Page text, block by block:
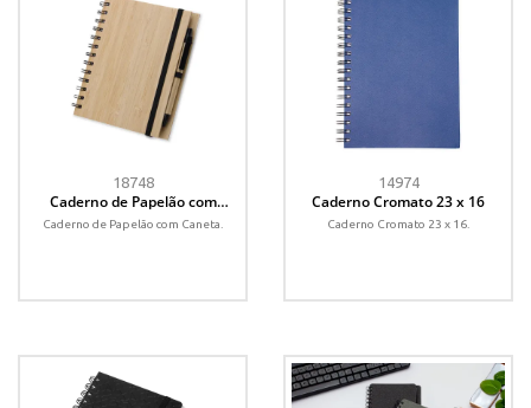
18748
Caderno de Papelão com
Caneta
Caderno de Papelão com Caneta.
14974
Caderno Cromato 23 x 16
Caderno Cromato 23 x 16.